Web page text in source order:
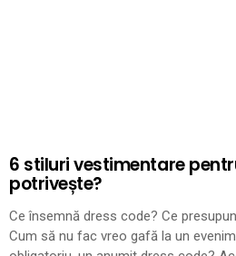
6 stiluri vestimentare
potrivește?
Ce însemnă dress code? Ce
Cum să nu fac vreo gafă la un